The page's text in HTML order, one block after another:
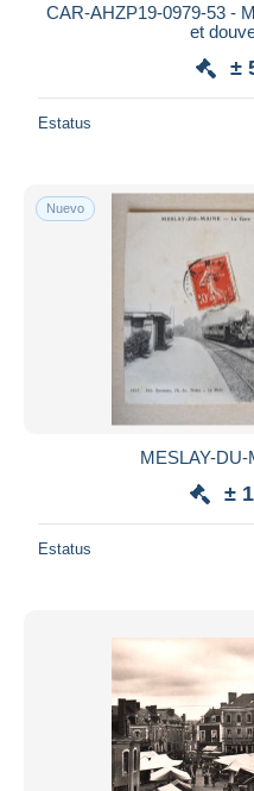
CAR-AHZP19-0979-53 -
et
±
Estatus
Nuevo
MESLAY-DU-
±
Estatus